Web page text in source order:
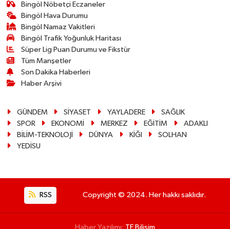
Bingöl Nöbetçi Eczaneler
Bingöl Hava Durumu
Bingöl Namaz Vakitleri
Bingöl Trafik Yoğunluk Haritası
Süper Lig Puan Durumu ve Fikstür
Tüm Manşetler
Son Dakika Haberleri
Haber Arşivi
GÜNDEM SİYASET YAYLADERE
SAĞLIK
SPOR
EKONOMİ MERKEZ EĞİTİM
ADAKLI
BİLİM-TEKNOLOJİ
DÜNYA KİĞI
SOLHAN
YEDİSU
RSS Copyright © 2024. Her hakkı saklıdır.
Haber Yazılımı: TE Bilişim